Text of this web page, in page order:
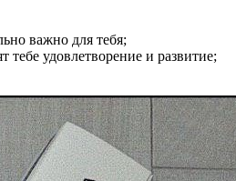
важно для тебя;
удовлетворение и развитие;